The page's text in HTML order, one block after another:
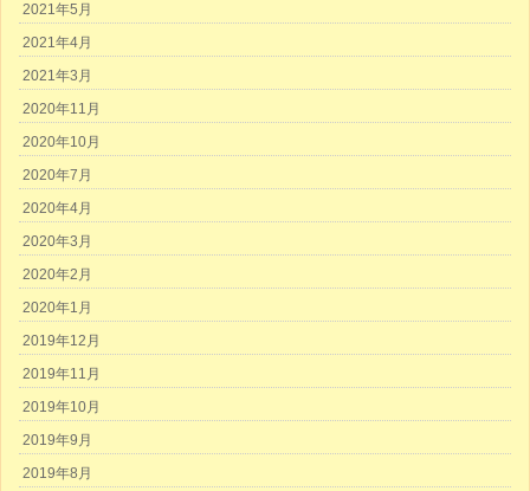
2021年5月
2021年4月
2021年3月
2020年11月
2020年10月
2020年7月
2020年4月
2020年3月
2020年2月
2020年1月
2019年12月
2019年11月
2019年10月
2019年9月
2019年8月